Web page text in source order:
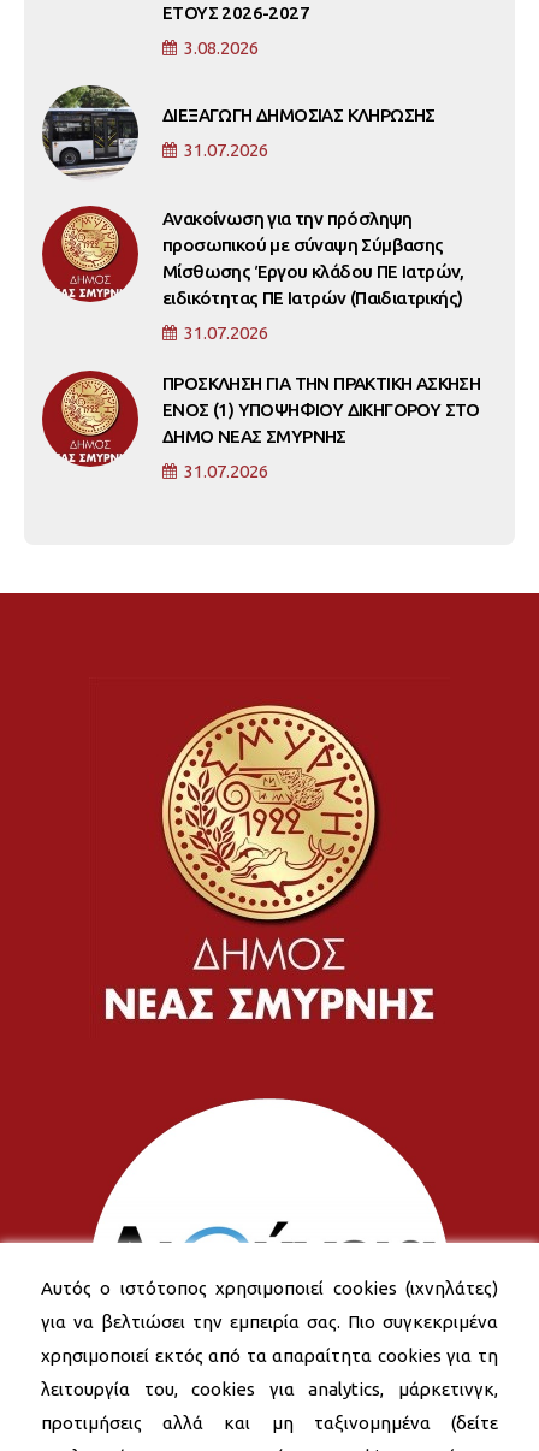
ΕΤΟΥΣ 2026-2027
3.08.2026
ΔΙΕΞΑΓΩΓΗ ΔΗΜΟΣΙΑΣ ΚΛΗΡΩΣΗΣ
31.07.2026
Ανακοίνωση για την πρόσληψη
προσωπικού με σύναψη Σύμβασης
Μίσθωσης Έργου κλάδου ΠΕ Ιατρών,
ειδικότητας ΠΕ Ιατρών (Παιδιατρικής)
31.07.2026
ΠΡΟΣΚΛΗΣΗ ΓΙΑ ΤΗΝ ΠΡΑΚΤΙΚΗ ΑΣΚΗΣΗ
ΕΝΟΣ (1) ΥΠΟΨΗΦΙΟΥ ΔΙΚΗΓΟΡΟΥ ΣΤΟ
ΔΗΜΟ ΝΕΑΣ ΣΜΥΡΝΗΣ
31.07.2026
Αυτός ο ιστότοπος χρησιμοποιεί cookies (ιχνηλάτες)
για να βελτιώσει την εμπειρία σας. Πιο συγκεκριμένα
χρησιμοποιεί εκτός από τα απαραίτητα cookies για τη
λειτουργία του, cookies για analytics, μάρκετινγκ,
προτιμήσεις αλλά και μη ταξινομημένα (δείτε